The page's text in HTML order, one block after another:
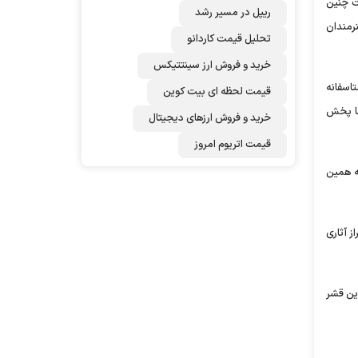
پخش
همین
آثاری
قشر
ریپل در مسیر رشد
تحلیل قیمت کاردانو
خرید و فروش ارز سینتتیکس
قیمت لحظه ای بیت کوین
خرید و فروش ارزهای دیجیتال
قیمت اتریوم امروز